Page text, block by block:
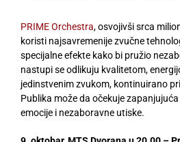
PRIME Orchestra, osvojivši srca
koristi najsavremenije zvučne
specijalne efekte kako bi pružio
nastupi se odlikuju kvalitetom,
jedinstvenim zvukom, kontinuirano
Publika može da očekuje
emocije i nezaboravne utiske.